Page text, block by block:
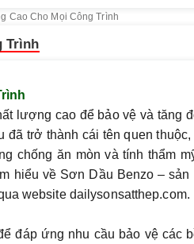
Cao Cho Mọi Công Trình
Trình
lượng cao để bảo vệ và tăng
đã trở thành cái tên quen
chống ăn mòn và tính thẩm
hiểu về Sơn Dầu Benzo – sản
website dailysonsatthep.com.
đáp ứng nhu cầu bảo vệ các